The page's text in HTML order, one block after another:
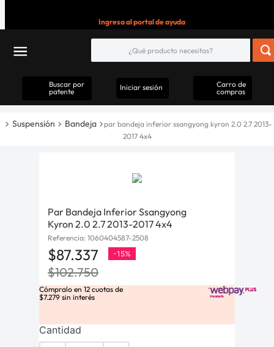
Ingresa al portal de ayuda
Buscar por
patente
Iniciar sesión
Carro de
compras
Suspensión Bandeja
par bandeja inferior ssangyong kyron 2.0 2.7 2013-
2017 4x4
Par Bandeja Inferior Ssangyong
Kyron 2.0 2.7 2013-2017 4x4
Referencia: 1060404587-2508
$87.337 -15%
$102.750
Cómpralo en 12 cuotas de
$7.279 sin interés
Cantidad